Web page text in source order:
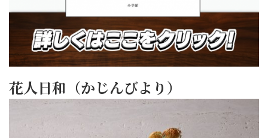
花人日和（かじんびより）